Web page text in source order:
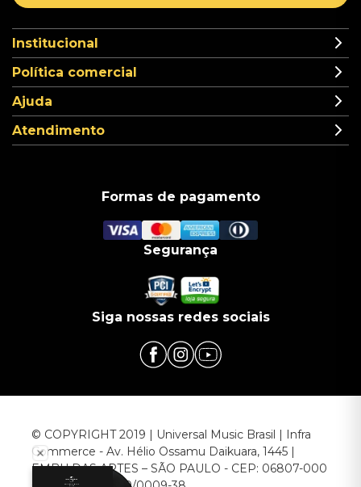
Institucional
Política comercial
Ajuda
Atendimento
Formas de pagamento
Segurança
Siga nossas redes sociais
© COPYRIGHT 2019 | Universal Music Brasil | Infra
Commerce - Av. Hélio Ossamu Daikuara, 1445 |
EMBU DAS ARTES – SÃO PAULO - CEP: 06807-000